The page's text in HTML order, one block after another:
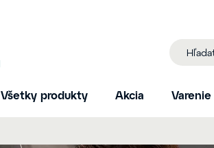
Všetky produkty Akcia Varenie